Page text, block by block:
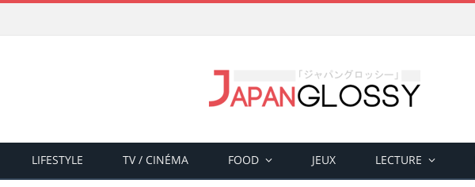
LIFESTYLE TV / CINÉMA FOOD JEUX LECTURE